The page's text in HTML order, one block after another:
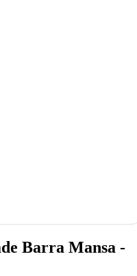
Barra Mansa -